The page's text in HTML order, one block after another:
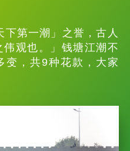
第一潮」之誉，古人
观也。」钱塘江潮不
变，共9种花款，大家